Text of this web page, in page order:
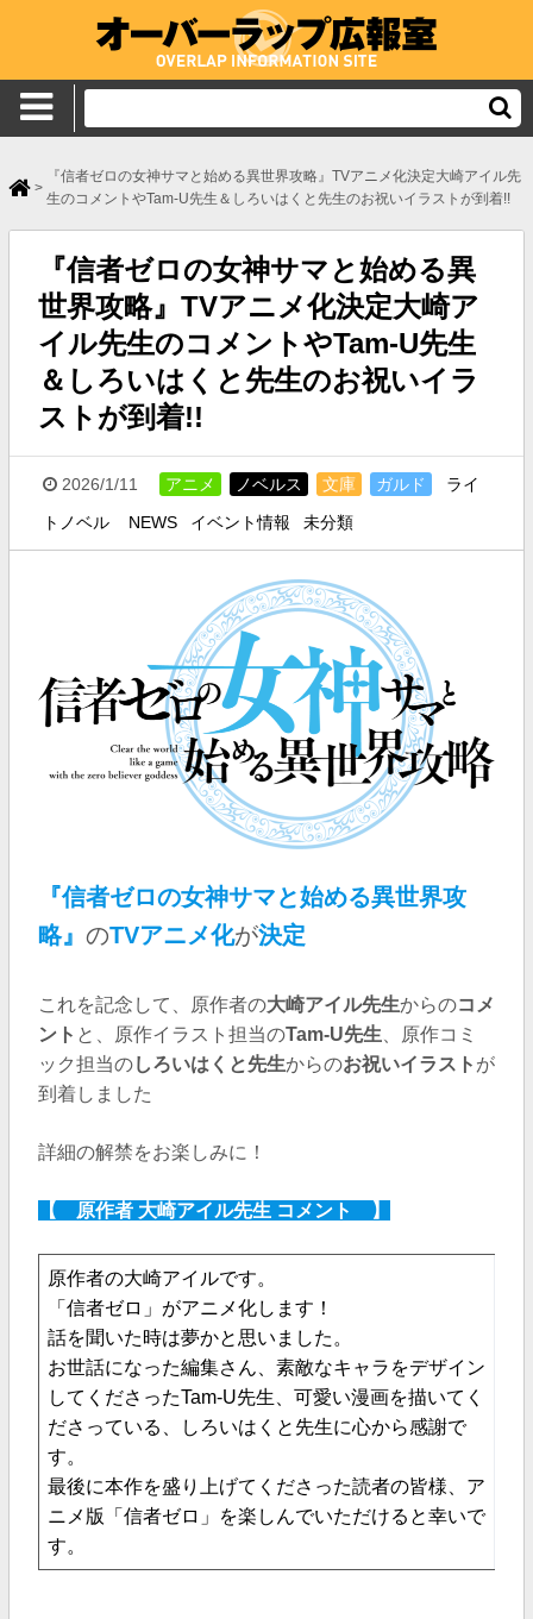
>
『信者ゼロの女神サマと始める異世界攻略』TVアニメ化決定大崎アイル先
生のコメントやTam-U先生＆しろいはくと先生のお祝いイラストが到着!!
『信者ゼロの女神サマと始める異
世界攻略』TVアニメ化決定大崎ア
イル先生のコメントやTam-U先生
＆しろいはくと先生のお祝いイラ
ストが到着!!
2026/1/11 アニメ ノベルス 文庫 ガルド
ライ
トノベル
NEWS イベント情報 未分類
『信者ゼロの女神サマと始める異世界攻
略』 のTVアニメ化が決定
これを記念して、原作者の大崎アイル先生からのコメ
ント と、原作イラスト担当のTam-U先生 、原作コミ
ック担当のしろいはくと先生からのお祝いイラスト が
到着しました
詳細の解禁をお楽しみに！
【 原作者 大崎アイル先生 コメント 】
原作者の大崎アイルです。
「信者ゼロ」がアニメ化します！
話を聞いた時は夢かと思いました。
お世話になった編集さん、素敵なキャラをデザイン
してくださったTam-U先生、可愛い漫画を描いてく
ださっている、しろいはくと先生に心から感謝で
す。
最後に本作を盛り上げてくださった読者の皆様、ア
ニメ版「信者ゼロ」を楽しんでいただけると幸いで
す。